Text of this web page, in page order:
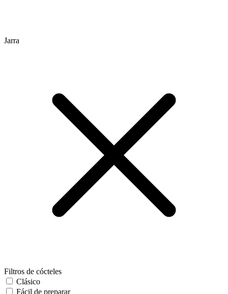
Jarra
Filtros de cócteles
Clásico
Fácil de preparar